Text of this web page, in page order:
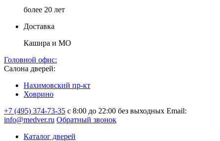
более 20 лет
Доставка
Кашира и МО
Головной офис:
Салона дверей:
Нахимовский пр-кт
Ховрино
+7 (495) 374-73-35 с 8:00 до 22:00 без выходных Email:
info@medver.ru Обратный звонок
Каталог дверей